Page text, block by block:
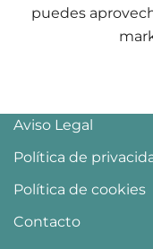
puedes
Aviso Legal
Política de
Política de cookies
Contacto